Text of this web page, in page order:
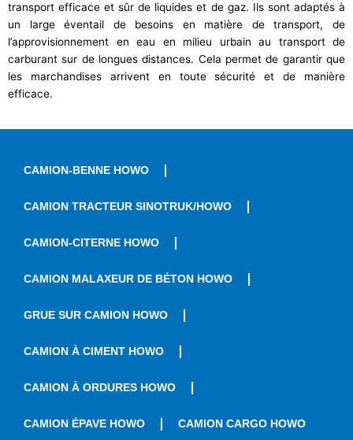
transport efficace et sûr de liquides et de gaz. Ils sont adaptés à
un large éventail de besoins en matière de transport, de
l’approvisionnement en eau en milieu urbain au transport de
carburant sur de longues distances. Cela permet de garantir que
les marchandises arrivent en toute sécurité et de manière
efficace.
CAMION-BENNE HOWO
CAMION TRACTEUR SINOTRUK/HOWO
CAMION-CITERNE HOWO
CAMION MALAXEUR DE BÉTON HOWO
GRUE SUR CAMION HOWO
CAMION À CIMENT HOWO
CAMION À ORDURES HOWO
CAMION ÉPAVE HOWO CAMION CARGO HOWO